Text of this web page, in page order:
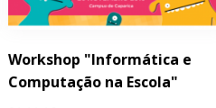
Workshop "Informática e
Computação na Escola"